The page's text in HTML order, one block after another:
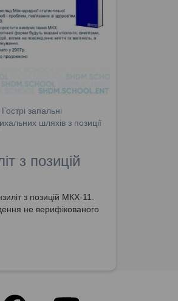
запальні
шляхів з позиції
з позицій
з позицій МКХ-11.
не верифікованого